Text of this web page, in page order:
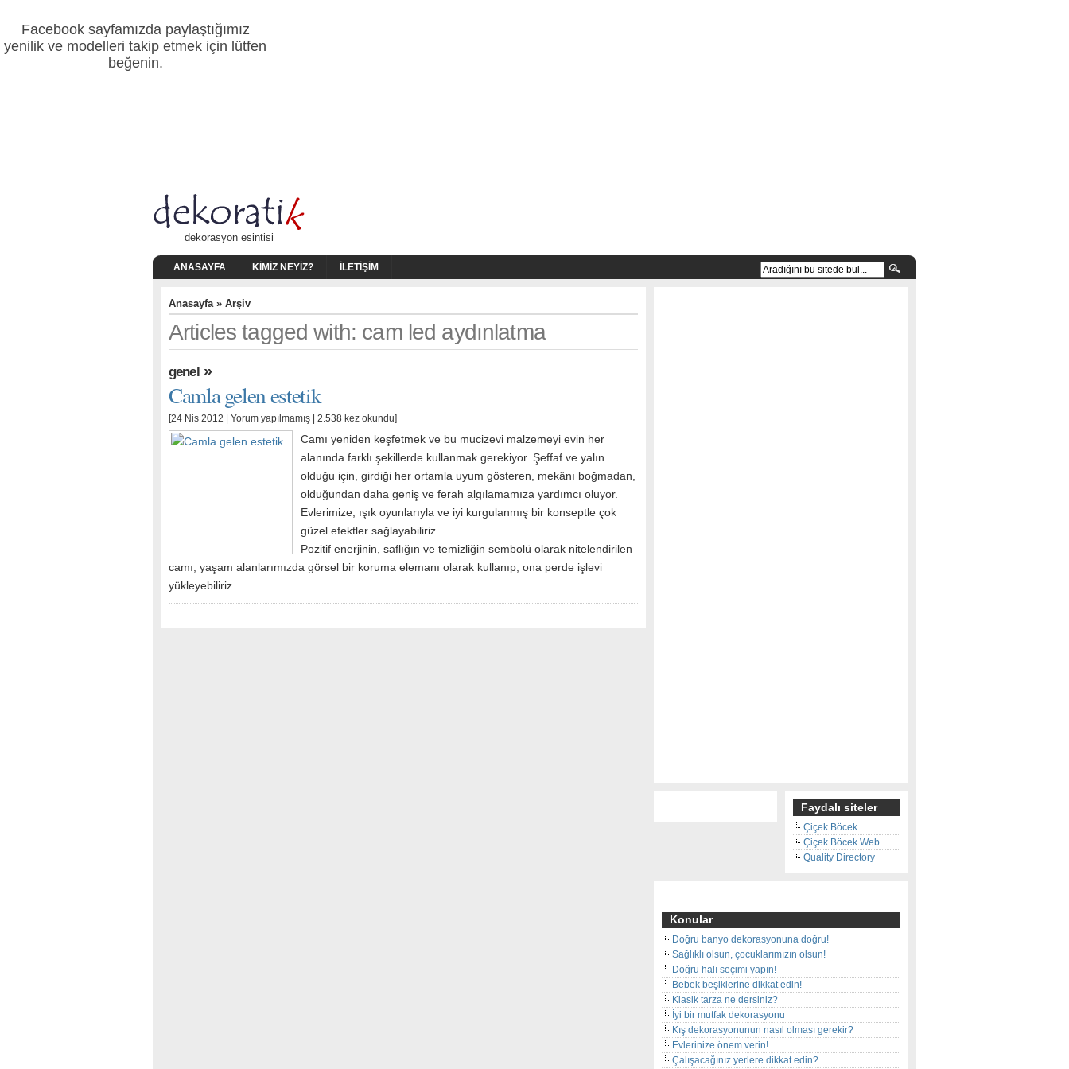
Facebook sayfamızda paylaştığımız
yenilik ve modelleri takip etmek için lütfen
beğenin.
dekorasyon esintisi
ANASAYFA KIMIZ NEYIZ? İLETIŞIM
Anasayfa» Arşiv
Articles tagged with: cam led aydınlatma
genel»
Camla gelen estetik
[24 Nis 2012 | Yorum yapılmamış | 2.538 kez okundu]
Camı yeniden keşfetmek ve bu mucizevi malzemeyi evin her
alanında farklı şekillerde kullanmak gerekiyor. Şeffaf ve yalın
olduğu için, girdiği her ortamla uyum gösteren, mekânı boğmadan,
olduğundan daha geniş ve ferah algılamamıza yardımcı oluyor.
Evlerimize, ışık oyunlarıyla ve iyi kurgulanmış bir konseptle çok
güzel efektler sağlayabiliriz.
Pozitif enerjinin, saflığın ve temizliğin sembolü olarak nitelendirilen
camı, yaşam alanlarımızda görsel bir koruma elemanı olarak kullanıp, ona perde işlevi
yükleyebiliriz. …
Faydalı siteler
Çiçek Böcek
Çiçek Böcek Web
Quality Directory
Konular
Doğru banyo dekorasyonuna doğru!
Sağlıklı olsun, çocuklarımızın olsun!
Doğru halı seçimi yapın!
Bebek beşiklerine dikkat edin!
Klasik tarza ne dersiniz?
İyi bir mutfak dekorasyonu
Kış dekorasyonunun nasıl olması gerekir?
Evlerinize önem verin!
Çalışacağınız yerlere dikkat edin?